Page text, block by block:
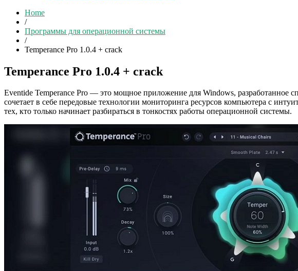
Home
/
Программы для операционной системы
/
Temperance Pro 1.0.4 + crack
Temperance Pro 1.0.4 + crack
Eventide Temperance Pro — это мощное приложение для Windows, разработанное
сочетает в себе передовые технологии мониторинга ресурсов компьютера с
тех, кто только начинает разбираться в тонкостях работы операционной системы.